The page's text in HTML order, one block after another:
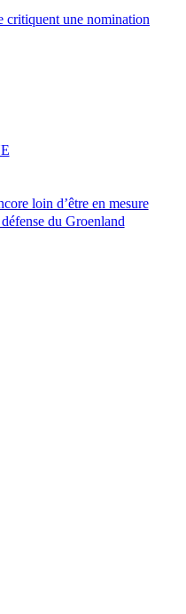
une nomination
loin d’être en mesure
défense du Groenland